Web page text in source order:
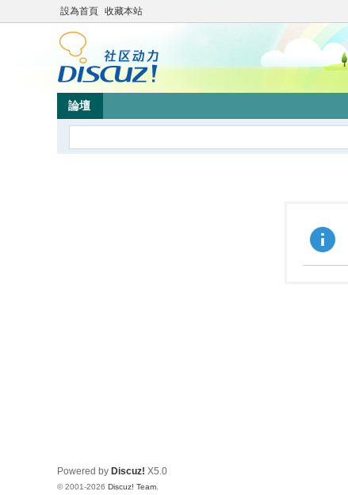
設為首頁 收藏本站
論壇
Powered by Discuz! X5.0
© 2001-2026 Discuz! Team